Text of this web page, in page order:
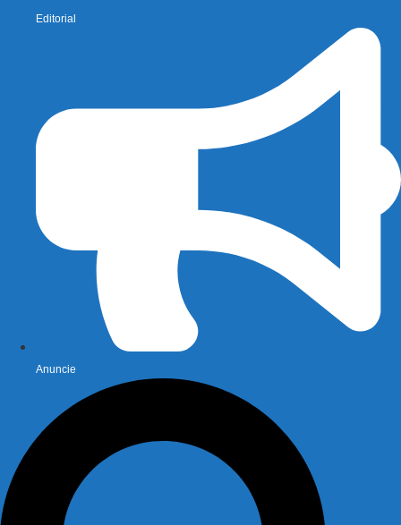
Editorial
Anuncie